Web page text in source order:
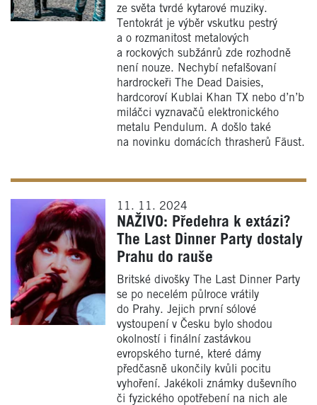
ze světa tvrdé kytarové muziky.
Tentokrát je výběr vskutku pestrý
a o rozmanitost metalových
a rockových subžánrů zde rozhodně
není nouze. Nechybí nefalšovaní
hardrockeři The Dead Daisies,
hardcoroví Kublai Khan TX nebo d’n’b
miláčci vyznavačů elektronického
metalu Pendulum. A došlo také
na novinku domácích thrasherů Fäust.
11. 11. 2024
NAŽIVO: Předehra k extázi?
The Last Dinner Party dostaly
Prahu do rauše
Britské divošky The Last Dinner Party
se po necelém půlroce vrátily
do Prahy. Jejich první sólové
vystoupení v Česku bylo shodou
okolností i finální zastávkou
evropského turné, které dámy
předčasně ukončily kvůli pocitu
vyhoření. Jakékoli známky duševního
či fyzického opotřebení na nich ale